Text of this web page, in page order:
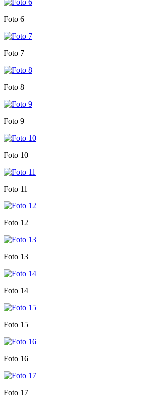
Foto 6
Foto 7
Foto 8
Foto 9
Foto 10
Foto 11
Foto 12
Foto 13
Foto 14
Foto 15
Foto 16
Foto 17